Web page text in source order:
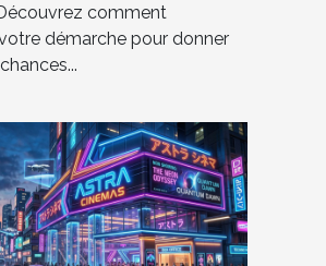
comment
démarche pour donner